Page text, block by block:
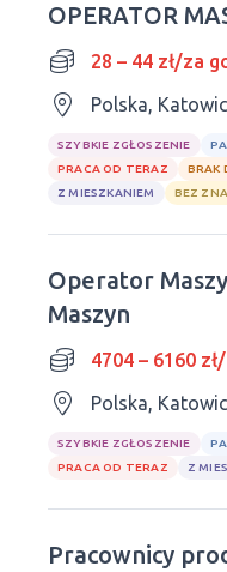
OPERATOR
28 – 44 zł/za
Polska,
SZYBKIE ZGŁOSZENIE
PRACA OD TERAZ
BRAK
Z MIESZKANIEM
BEZ
Operator
Maszyn
4704 – 6160
Polska,
SZYBKIE ZGŁOSZENIE
PRACA OD TERAZ
Z
Pracownicy